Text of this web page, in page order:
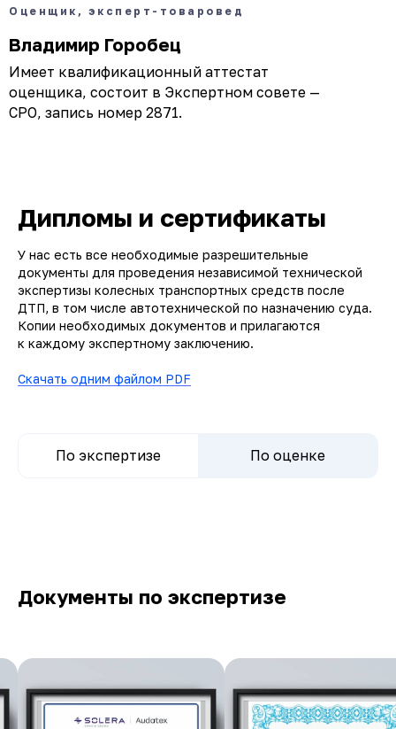
Оценщик, эксперт-товаровед
Владимир Горобец
Имеет квалификационный аттестат
оценщика, состоит в Экспертном совете —
СРО, запись номер 2871.
Дипломы и сертификаты
У нас есть все необходимые разрешительные
документы для проведения независимой технической
экспертизы колесных транспортных средств после
ДТП, в том числе автотехнической по назначению суда.
Копии необходимых документов и прилагаются
к каждому экспертному заключению.
Скачать одним файлом PDF
По экспертизе По оценке
Документы по экспертизе